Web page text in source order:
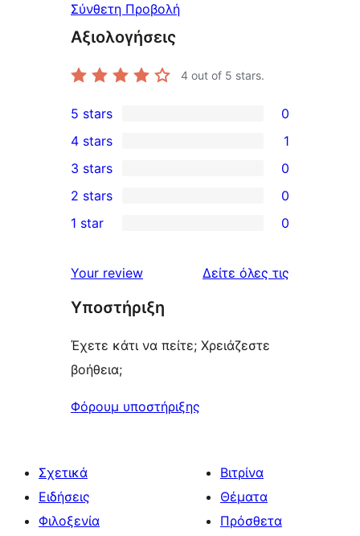
Σύνθετη Προβολή
Αξιολογήσεις
4 out of 5 stars.
0
5-
star
reviews
5 stars 0
4-
star
review
4 stars 1
0
3-
star
3 stars 0
2-
reviews
2 stars 0
star
reviews
1 star 0
Your review Δείτε όλες τις
Υποστήριξη
Έχετε κάτι να πείτε; Χρειάζεστε
βοήθεια;
Φόρουμ υποστήριξης
Σχετικά
Ειδήσεις
Φιλοξενία
Βιτρίνα
Θέματα
Πρόσθετα